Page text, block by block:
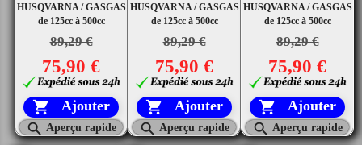
HUSQVARNA / GASGAS
de 125cc à 500cc
89,29 €
75,90 €
 Ajouter
 Aperçu rapide
HUSQVARNA / GASGAS
de 125cc à 500cc
89,29 €
75,90 €
 Ajouter
 Aperçu rapide
HUSQVARNA / GASGAS
de 125cc à 500cc
89,29 €
75,90 €
 Ajouter
 Aperçu rapide